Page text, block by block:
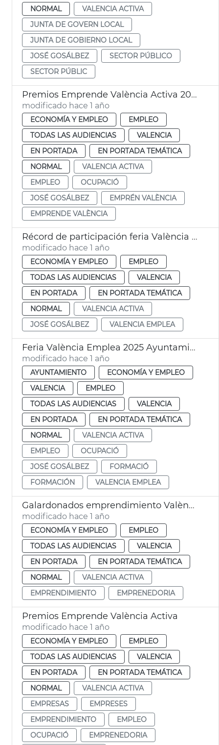
NORMAL
VALENCIA ACTIVA
JUNTA DE GOVERN LOCAL
JUNTA DE GOBIERNO LOCAL
JOSÉ GOSÁLBEZ
SECTOR PÚBLICO
SECTOR PÚBLIC
Premios Emprende València Activa 2025
modificado hace 1 año
ECONOMÍA Y EMPLEO
EMPLEO
TODAS LAS AUDIENCIAS
VALENCIA
EN PORTADA
EN PORTADA TEMÁTICA
NORMAL
VALENCIA ACTIVA
EMPLEO
OCUPACIÓ
JOSÉ GOSÁLBEZ
EMPRÉN VALÈNCIA
EMPRENDE VALÈNCIA
Récord de participación feria València Emplea
modificado hace 1 año
ECONOMÍA Y EMPLEO
EMPLEO
TODAS LAS AUDIENCIAS
VALENCIA
EN PORTADA
EN PORTADA TEMÁTICA
NORMAL
VALENCIA ACTIVA
JOSÉ GOSÁLBEZ
VALENCIA EMPLEA
Feria València Emplea 2025 Ayuntamiento
modificado hace 1 año
AYUNTAMIENTO
ECONOMÍA Y EMPLEO
VALENCIA
EMPLEO
TODAS LAS AUDIENCIAS
VALENCIA
EN PORTADA
EN PORTADA TEMÁTICA
NORMAL
VALENCIA ACTIVA
EMPLEO
OCUPACIÓ
JOSÉ GOSÁLBEZ
FORMACIÓ
FORMACIÓN
VALENCIA EMPLEA
Galardonados emprendimiento València Activa
modificado hace 1 año
ECONOMÍA Y EMPLEO
EMPLEO
TODAS LAS AUDIENCIAS
VALENCIA
EN PORTADA
EN PORTADA TEMÁTICA
NORMAL
VALENCIA ACTIVA
EMPRENDIMIENTO
EMPRENEDORIA
Premios Emprende València Activa
modificado hace 1 año
ECONOMÍA Y EMPLEO
EMPLEO
TODAS LAS AUDIENCIAS
VALENCIA
EN PORTADA
EN PORTADA TEMÁTICA
NORMAL
VALENCIA ACTIVA
EMPRESAS
EMPRESES
EMPRENDIMIENTO
EMPLEO
OCUPACIÓ
EMPRENEDORIA